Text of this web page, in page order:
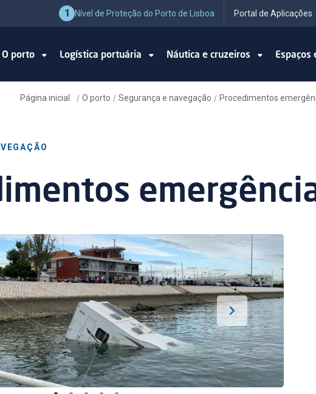
1 Nível de Proteção do Porto de Lisboa Portal de Aplicações
O porto Logística portuária Náutica e cruzeiros Espaços
Página inicial / O porto / Segurança e navegação / Procedimentos